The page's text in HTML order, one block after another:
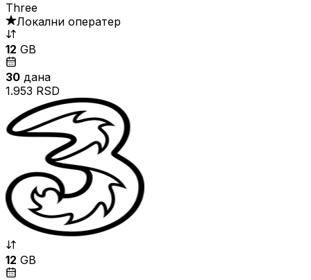
Three
Локални оператер
12 GB
30 дана
1.953 RSD
12 GB